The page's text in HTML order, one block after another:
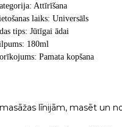
Attīrīšana
laiks: Universāls
tips: Jūtīgai ādai
180ml
Pamata kopšana
līnijām, masēt un